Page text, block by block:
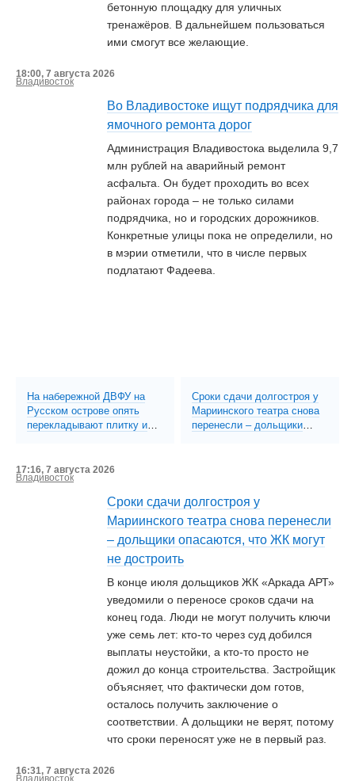
бетонную площадку для уличных
тренажёров. В дальнейшем пользоваться
ими смогут все желающие.
18:00, 7 августа 2026
Владивосток
Во Владивостоке ищут подрядчика для
ямочного ремонта дорог
Администрация Владивостока выделила 9,7
млн рублей на аварийный ремонт
асфальта. Он будет проходить во всех
районах города – не только силами
подрядчика, но и городских дорожников.
Конкретные улицы пока не определили, но
в мэрии отметили, что в числе первых
подлатают Фадеева.
На набережной ДВФУ на
Русском острове опять
перекладывают плитку и
Сроки сдачи долгостроя у
Мариинского театра снова
перенесли – дольщики
17:16, 7 августа 2026
Владивосток
Сроки сдачи долгостроя у
Мариинского театра снова перенесли
– дольщики опасаются, что ЖК могут
не достроить
В конце июля дольщиков ЖК «Аркада АРТ»
уведомили о переносе сроков сдачи на
конец года. Люди не могут получить ключи
уже семь лет: кто-то через суд добился
выплаты неустойки, а кто-то просто не
дожил до конца строительства. Застройщик
объясняет, что фактически дом готов,
осталось получить заключение о
соответствии. А дольщики не верят, потому
что сроки переносят уже не в первый раз.
16:31, 7 августа 2026
Владивосток